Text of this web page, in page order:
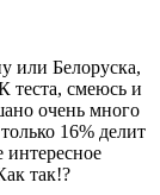
или Белоруска,
теста, смеюсь и
очень много
16% делит
так!?